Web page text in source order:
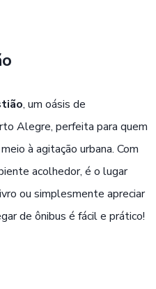
, um oásis de
Alegre, perfeita para quem
à agitação urbana. Com
acolhedor, é o lugar
ou simplesmente apreciar
de ônibus é fácil e prático!